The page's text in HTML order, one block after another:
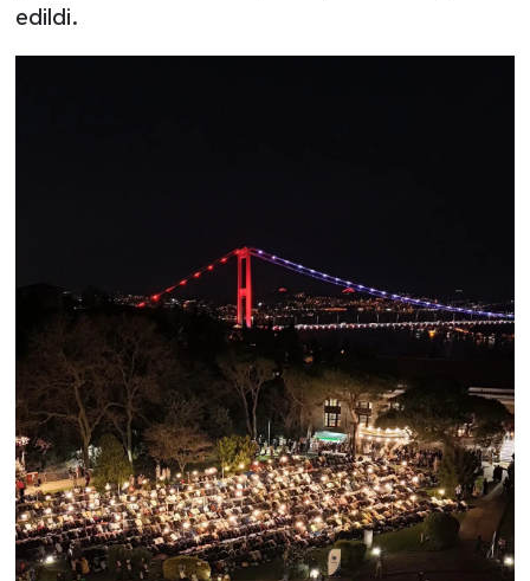
edildi.